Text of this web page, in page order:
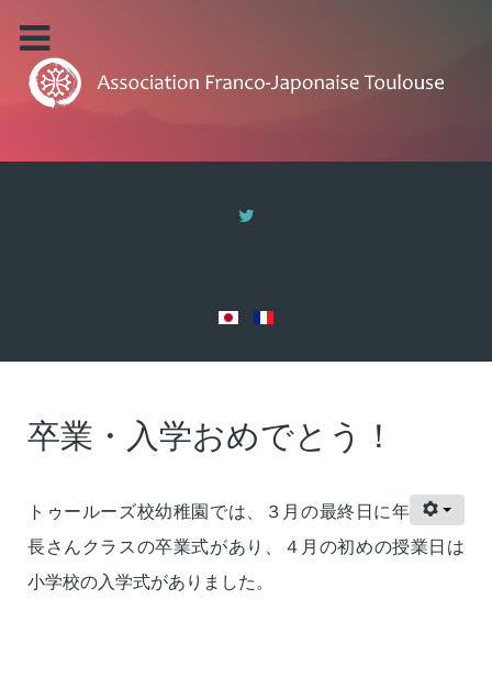
卒業・入学おめでとう！
トゥールーズ校幼稚園では、３月の最終日に年
長さんクラスの卒業式があり、４月の初めの授業日は
小学校の入学式がありました。